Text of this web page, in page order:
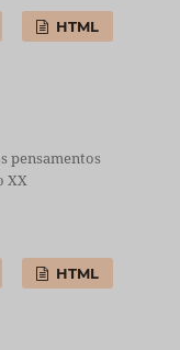
HTML
pensamentos
XX
HTML